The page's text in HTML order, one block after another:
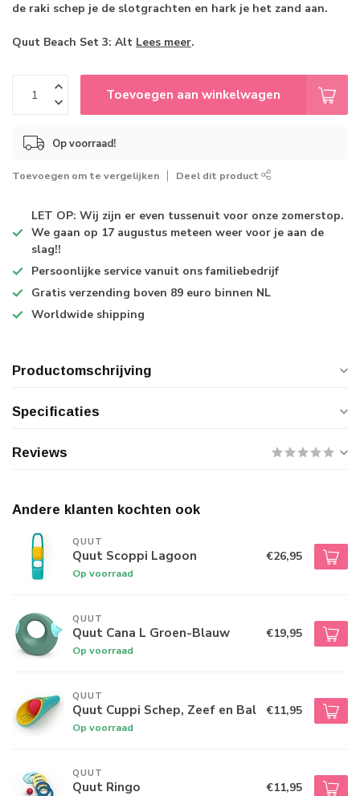
de raki schep je de slotgrachten en hark je het zand aan.
Quut Beach Set 3: Alt Lees meer.
Toevoegen aan winkelwagen
Op voorraad!
Toevoegen om te vergelijken Deel dit product
LET OP: Wij zijn er even tussenuit voor onze zomerstop.
We gaan op 17 augustus meteen weer voor je aan de
slag!!
Persoonlijke service vanuit ons familiebedrijf
Gratis verzending boven 89 euro binnen NL
Worldwide shipping
Productomschrijving
Specificaties
Reviews
Andere klanten kochten ook
QUUT
Quut Scoppi Lagoon
Op voorraad
€26,95
QUUT
Quut Cana L Groen-Blauw
Op voorraad
€19,95
QUUT
Quut Cuppi Schep, Zeef en Bal
Op voorraad
€11,95
QUUT
Quut Ringo €11,95